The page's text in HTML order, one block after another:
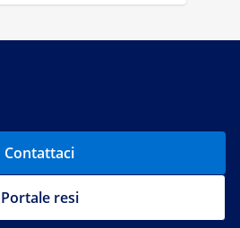
Contattaci
Portale resi